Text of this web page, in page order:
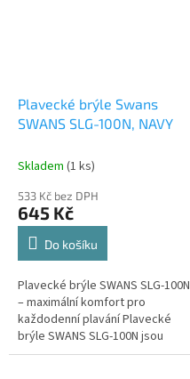
Plavecké brýle Swans
SWANS SLG-100N, NAVY
Skladem (1 ks)
533 Kč bez DPH
645 Kč
Do košíku
Plavecké brýle SWANS SLG-100N
– maximální komfort pro
každodenní plavání Plavecké
brýle SWANS SLG-100N jsou
ideální volbou pro rekreační i